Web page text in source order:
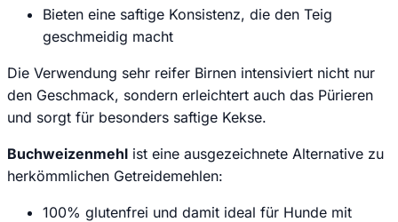
Bieten eine saftige Konsistenz, die den Teig
geschmeidig macht
Die Verwendung sehr reifer Birnen intensiviert nicht nur
den Geschmack, sondern erleichtert auch das Pürieren
und sorgt für besonders saftige Kekse.
Buchweizenmehl ist eine ausgezeichnete Alternative zu
herkömmlichen Getreidemehlen:
100% glutenfrei und damit ideal für Hunde mit